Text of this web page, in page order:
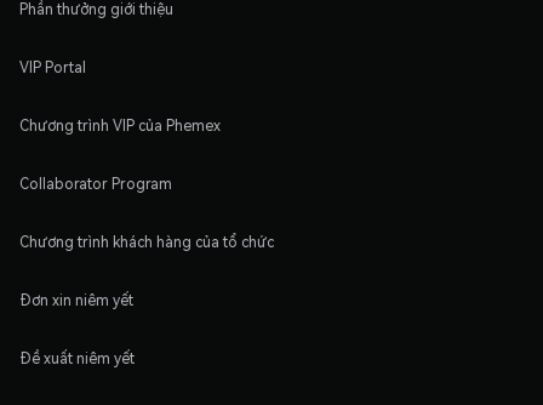
Phần thưởng giới thiệu
VIP Portal
Chương trình VIP của Phemex
Collaborator Program
Chương trình khách hàng của tổ chức
Đơn xin niêm yết
Đề xuất niêm yết